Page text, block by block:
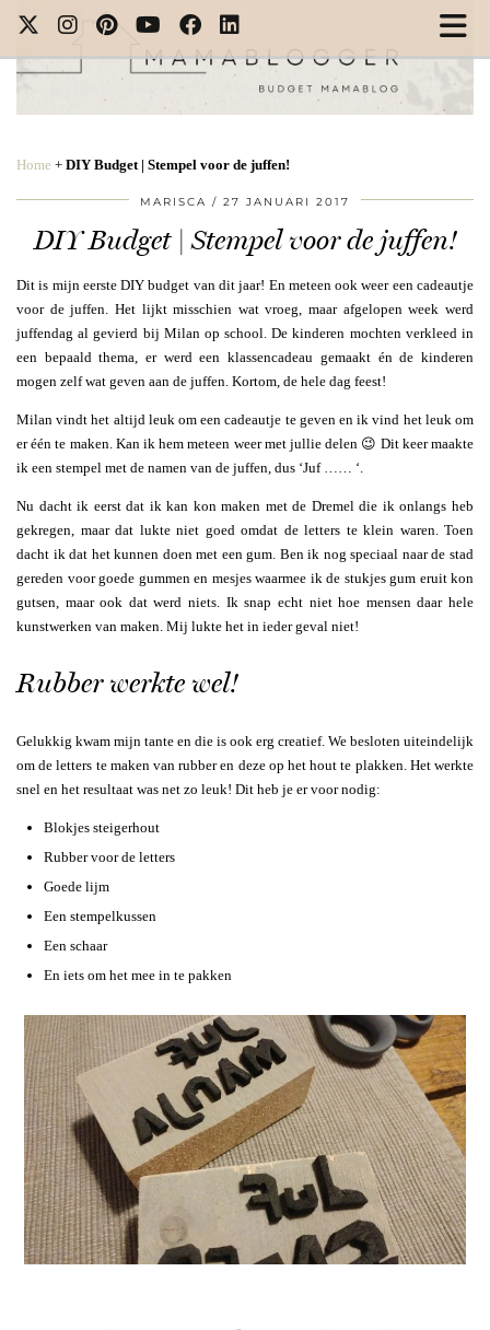
Home + DIY Budget | Stempel voor de juffen!
MARISCA 27 JANUARI 2017
DIY Budget | Stempel voor de juffen!
Dit is mijn eerste DIY budget van dit jaar! En meteen ook weer een cadeautje
voor de juffen. Het lijkt misschien wat vroeg, maar afgelopen week werd
juffendag al gevierd bij Milan op school. De kinderen mochten verkleed in
een bepaald thema, er werd een klassencadeau gemaakt én de kinderen
mogen zelf wat geven aan de juffen. Kortom, de hele dag feest!
Milan vindt het altijd leuk om een cadeautje te geven en ik vind het leuk om
er één te maken. Kan ik hem meteen weer met jullie delen 😉 Dit keer maakte
ik een stempel met de namen van de juffen, dus ‘Juf …… ‘.
Nu dacht ik eerst dat ik kan kon maken met de Dremel die ik onlangs heb
gekregen, maar dat lukte niet goed omdat de letters te klein waren. Toen
dacht ik dat het kunnen doen met een gum. Ben ik nog speciaal naar de stad
gereden voor goede gummen en mesjes waarmee ik de stukjes gum eruit kon
gutsen, maar ook dat werd niets. Ik snap echt niet hoe mensen daar hele
kunstwerken van maken. Mij lukte het in ieder geval niet!
Rubber werkte wel!
Gelukkig kwam mijn tante en die is ook erg creatief. We besloten uiteindelijk
om de letters te maken van rubber en deze op het hout te plakken. Het werkte
snel en het resultaat was net zo leuk! Dit heb je er voor nodig:
Blokjes steigerhout
Rubber voor de letters
Goede lijm
Een stempelkussen
Een schaar
En iets om het mee in te pakken